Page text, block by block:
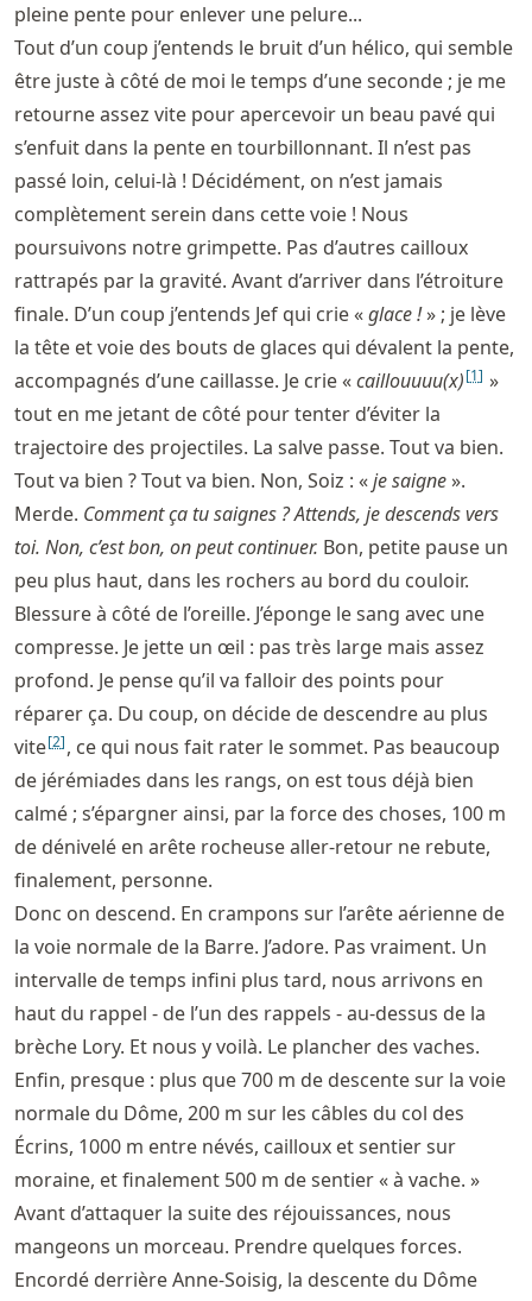
pleine pente pour enlever une pelure...
Tout d’un coup j’entends le bruit d’un hélico, qui semble
être juste à côté de moi le temps d’une seconde ; je me
retourne assez vite pour apercevoir un beau pavé qui
s’enfuit dans la pente en tourbillonnant. Il n’est pas
passé loin, celui-là ! Décidément, on n’est jamais
complètement serein dans cette voie ! Nous
poursuivons notre grimpette. Pas d’autres cailloux
rattrapés par la gravité. Avant d’arriver dans l’étroiture
finale. D’un coup j’entends Jef qui crie «glace !» ; je lève
la tête et voie des bouts de glaces qui dévalent la pente,
accompagnés d’une caillasse. Je crie «caillouuuu(x)[1] »
tout en me jetant de côté pour tenter d’éviter la
trajectoire des projectiles. La salve passe. Tout va bien.
Tout va bien ? Tout va bien. Non, Soiz : «je saigne».
Merde. Comment ça tu saignes ? Attends, je descends vers
toi. Non, c’est bon, on peut continuer. Bon, petite pause un
peu plus haut, dans les rochers au bord du couloir.
Blessure à côté de l’oreille. J’éponge le sang avec une
compresse. Je jette un œil : pas très large mais assez
profond. Je pense qu’il va falloir des points pour
réparer ça. Du coup, on décide de descendre au plus
vite[2], ce qui nous fait rater le sommet. Pas beaucoup
de jérémiades dans les rangs, on est tous déjà bien
calmé ; s’épargner ainsi, par la force des choses, 100 m
de dénivelé en arête rocheuse aller-retour ne rebute,
finalement, personne.
Donc on descend. En crampons sur l’arête aérienne de
la voie normale de la Barre. J’adore. Pas vraiment. Un
intervalle de temps infini plus tard, nous arrivons en
haut du rappel - de l’un des rappels - au-dessus de la
brèche Lory. Et nous y voilà. Le plancher des vaches.
Enfin, presque : plus que 700 m de descente sur la voie
normale du Dôme, 200 m sur les câbles du col des
Écrins, 1000 m entre névés, cailloux et sentier sur
moraine, et finalement 500 m de sentier « à vache. »
Avant d’attaquer la suite des réjouissances, nous
mangeons un morceau. Prendre quelques forces.
Encordé derrière Anne-Soisig, la descente du Dôme